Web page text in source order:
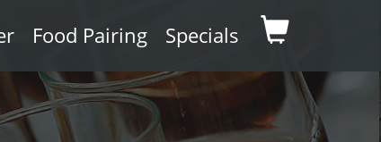
Food Pairing Specials